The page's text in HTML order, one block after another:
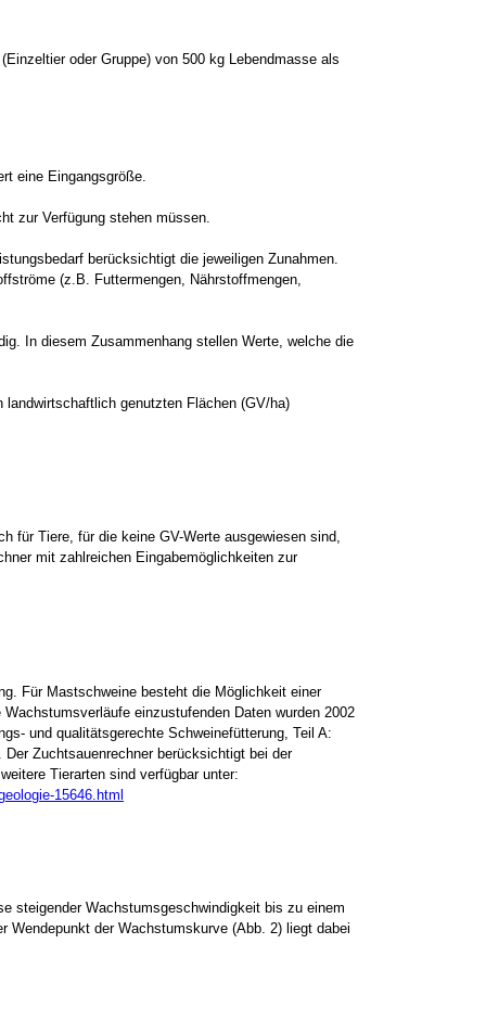
oder Gruppe) von 500 kg Lebendmasse als
eine Eingangsgröße.
zur Verfügung stehen müssen.
berücksichtigt die jeweiligen Zunahmen.
(z.B. Futtermengen, Nährstoffmengen,
In diesem Zusammenhang stellen Werte, welche die
landwirtschaftlich genutzten Flächen (GV/ha)
für Tiere, für die keine GV-Werte ausgewiesen sind,
mit zahlreichen Eingabemöglichkeiten zur
Für Mastschweine besteht die Möglichkeit einer
einzustufenden Daten wurden 2002
und qualitätsgerechte Schweinefütterung, Teil A:
Zuchtsauenrechner berücksichtigt bei der
Tierarten sind verfügbar unter:
15646.html
steigender Wachstumsgeschwindigkeit bis zu einem
Wendepunkt der Wachstumskurve (Abb. 2) liegt dabei